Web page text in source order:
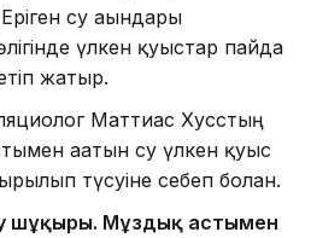
су ағындары
үлкен қуыстар пайда
жатыр.
Маттиас Хусстың
ағатын су үлкен қуыс
түсуіне себеп болған.
шұңқыры. Мұздық астымен